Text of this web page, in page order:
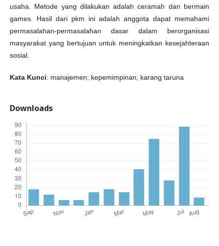
usaha. Metode yang dilakukan adalah ceramah dan bermain
games. Hasil dari pkm ini adalah anggota dapat memahami
permasalahan-permasalahan dasar dalam berorganisasi
masyarakat yang bertujuan untuk meningkatkan kesejahteraan
sosial.
Kata Kunci: manajemen; kepemimpinan; karang taruna
Downloads